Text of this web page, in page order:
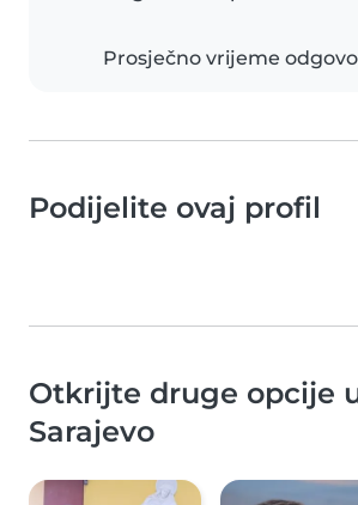
Prosječno vrijeme
Podijelite ovaj profil
Otkrijte druge opcije
Sarajevo